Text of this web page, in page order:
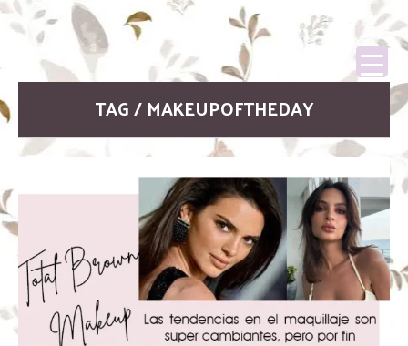
TAG / MAKEUPOFTHEDAY